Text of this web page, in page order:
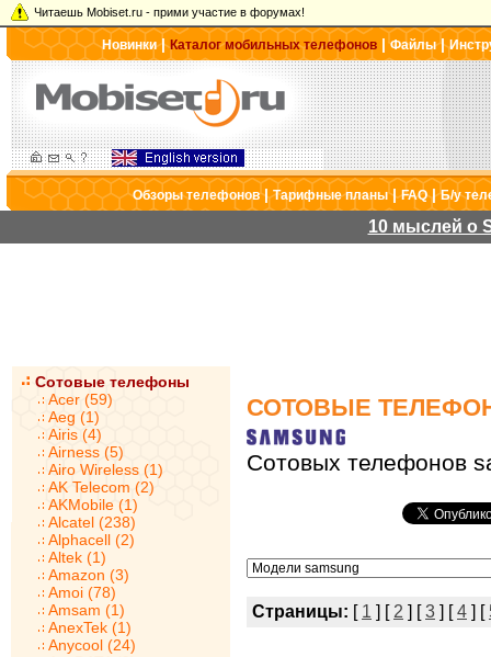
Читаешь Mobiset.ru - прими участие в форумах!
Новинки|Каталог мобильных телефонов |Файлы|
Обзоры телефонов|Тарифные планы|FAQ|Б/у
10 мыслей о
Сотовые телефоны
Acer (59)
Aeg (1)
Airis (4)
Airness (5)
Airo Wireless (1)
AK Telecom (2)
AKMobile (1)
Alcatel (238)
Alphacell (2)
Altek (1)
Amazon (3)
Amoi (78)
Amsam (1)
AnexTek (1)
Anycool (24)
СОТОВЫЕ
Сотовых телефонов
Страницы: [ 1 ] [ 2 ] [3 ] [4 ] [